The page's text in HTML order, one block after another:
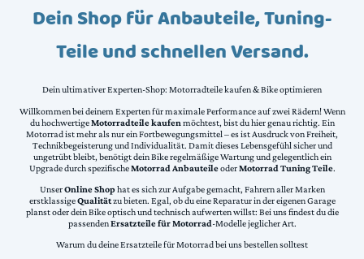
Dein Shop für Anbauteile, Tuning-
Teile und schnellen Versand.
Dein ultimativer Experten-Shop: Motorradteile kaufen & Bike optimieren
Willkommen bei deinem Experten für maximale Performance auf zwei Rädern! Wenn
du hochwertigeMotorradteile kaufen möchtest, bist du hier genau richtig. Ein
Motorrad ist mehr als nur ein Fortbewegungsmittel – es ist Ausdruck von Freiheit,
Technikbegeisterung und Individualität. Damit dieses Lebensgefühl sicher und
ungetrübt bleibt, benötigt dein Bike regelmäßige Wartung und gelegentlich ein
Upgrade durch spezifischeMotorrad AnbauteileoderMotorrad Tuning Teile.
UnserOnline Shophat es sich zur Aufgabe gemacht, Fahrern aller Marken
erstklassigeQualitätzu bieten. Egal, ob du eine Reparatur in der eigenen Garage
planst oder dein Bike optisch und technisch aufwerten willst: Bei uns findest du die
passendenErsatzteile für Motorrad-Modelle jeglicher Art.
Warum du deine Ersatzteile für Motorrad bei uns bestellen solltest